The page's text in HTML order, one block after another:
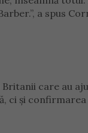
a spus
care au
ci și